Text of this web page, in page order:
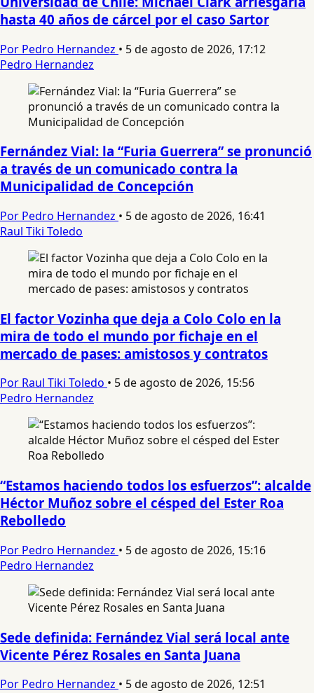
hasta 40 años de cárcel por el caso Sartor
Por Pedro Hernandez • 5 de agosto de 2026, 17:12
Pedro Hernandez
Fernández Vial: la “Furia Guerrera” se pronunció
a través de un comunicado contra la
Municipalidad de Concepción
Por Pedro Hernandez • 5 de agosto de 2026, 16:41
Raul Tiki Toledo
El factor Vozinha que deja a Colo Colo en la
mira de todo el mundo por fichaje en el
mercado de pases: amistosos y contratos
Por Raul Tiki Toledo • 5 de agosto de 2026, 15:56
Pedro Hernandez
“Estamos haciendo todos los esfuerzos”: alcalde
Héctor Muñoz sobre el césped del Ester Roa
Rebolledo
Por Pedro Hernandez • 5 de agosto de 2026, 15:16
Pedro Hernandez
Sede definida: Fernández Vial será local ante
Vicente Pérez Rosales en Santa Juana
Por Pedro Hernandez • 5 de agosto de 2026, 12:51